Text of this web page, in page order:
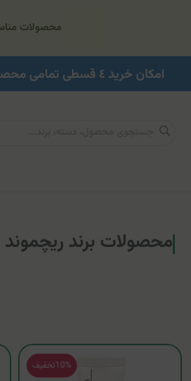
محصولات
محصولات برند ریچموند
10%تخفیف